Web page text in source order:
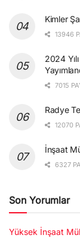
Kimler
13946
2024
7015
Radye
12070
İnşaat
6327
Son Yorumlar
Yüksek İnşaat